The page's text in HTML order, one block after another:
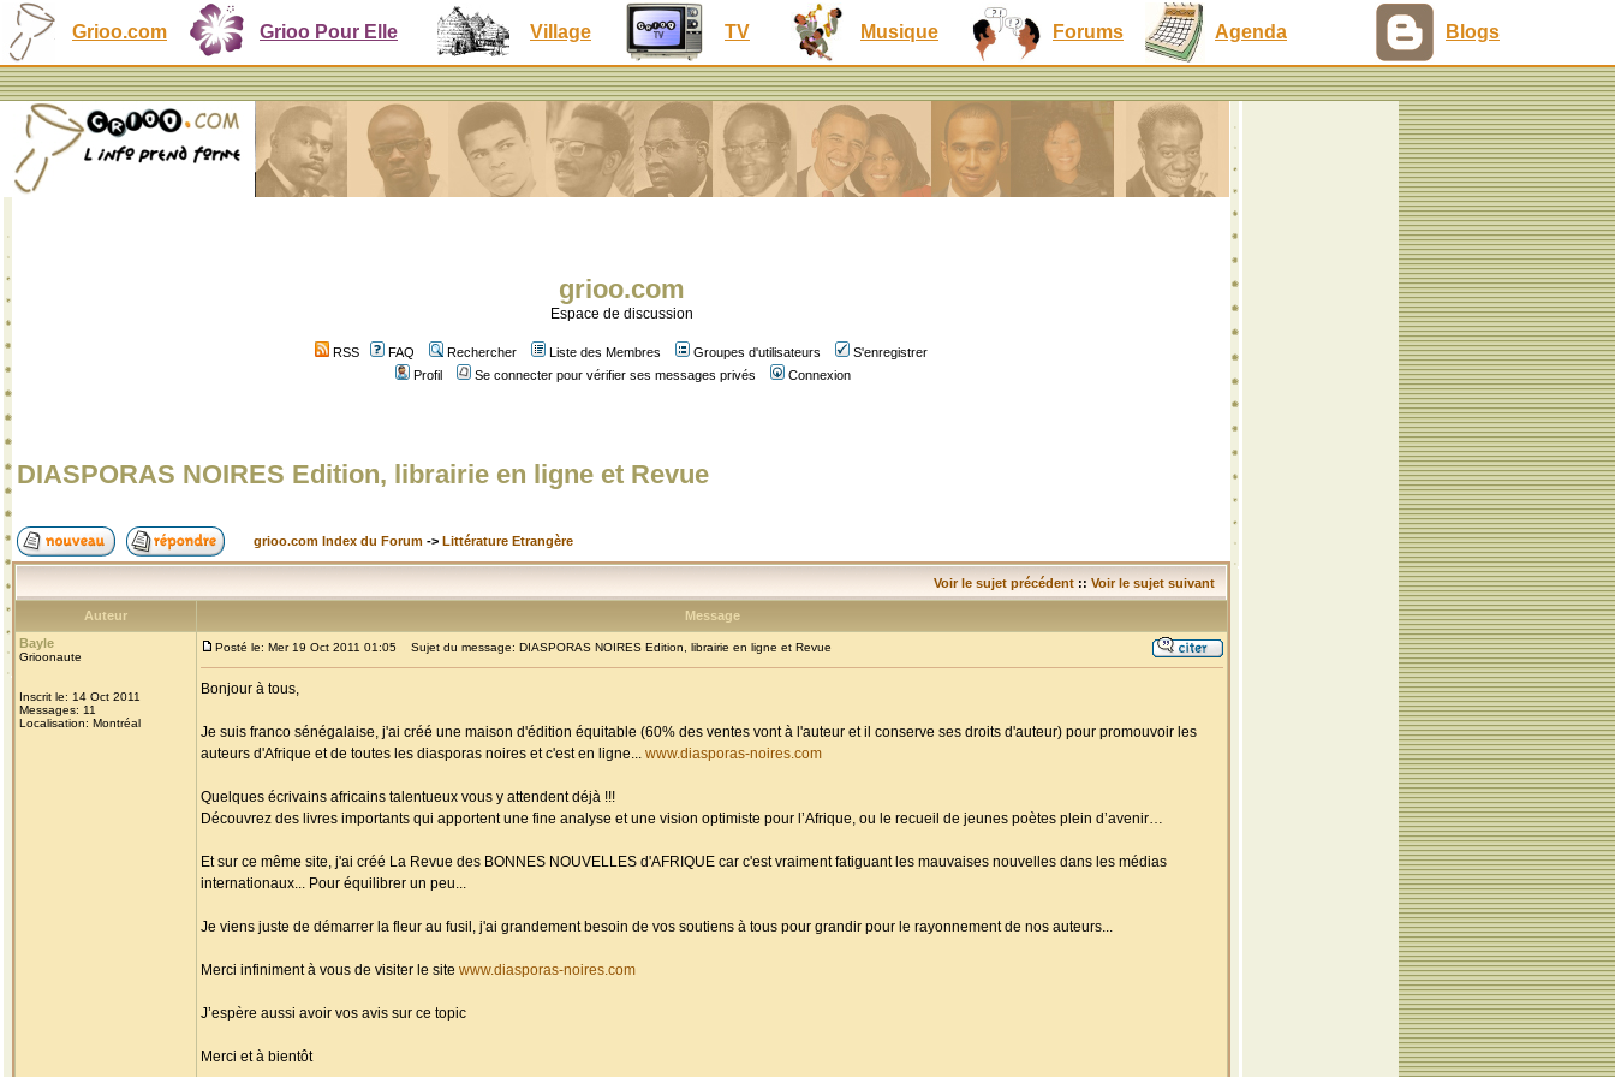
Grioo.com Grioo Pour Elle Village TV Musique Forums Agenda Blogs
grioo.com
Espace de discussion
RSS FAQ Rechercher Liste des Membres Groupes d'utilisateurs
S'enregistrer
Profil
Se connecter pour vérifier ses messages privés Connexion
DIASPORAS NOIRES Edition, librairie en ligne et Revue
grioo.com Index du Forum -> Littérature Etrangère
Voir le sujet précédent :: Voir le sujet suivant
Auteur
Message
Bayle
Grioonaute
Inscrit le: 14 Oct 2011
Messages: 11
Localisation: Montréal
Posté le: Mer 19 Oct 2011 01:05 Sujet du message: DIASPORAS NOIRES Edition, librairie en ligne et Revue
Bonjour à tous,
Je suis franco sénégalaise, j'ai créé une maison d'édition équitable (60% des ventes vont à l'auteur et il conserve ses droits d'auteur) pour promouvoir les
auteurs d'Afrique et de toutes les diasporas noires et c'est en ligne... www.diasporas-noires.com
Quelques écrivains africains talentueux vous y attendent déjà !!!
Découvrez des livres importants qui apportent une fine analyse et une vision optimiste pour l’Afrique, ou le recueil de jeunes poètes plein d’avenir…
Et sur ce même site, j'ai créé La Revue des BONNES NOUVELLES d'AFRIQUE car c'est vraiment fatiguant les mauvaises nouvelles dans les médias
internationaux... Pour équilibrer un peu...
Je viens juste de démarrer la fleur au fusil, j'ai grandement besoin de vos soutiens à tous pour grandir pour le rayonnement de nos auteurs...
Merci infiniment à vous de visiter le site www.diasporas-noires.com
J’espère aussi avoir vos avis sur ce topic
Merci et à bientôt